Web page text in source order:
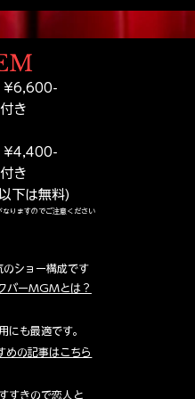
語が始ま
小さな
マジ
の体
¥6,600-
き
¥4,400-
き
下は無料)
りますのでご注意ください
のショー構成です
バーMGMとは？
にも最適です。
めの記事はこちら
すきので恋人と